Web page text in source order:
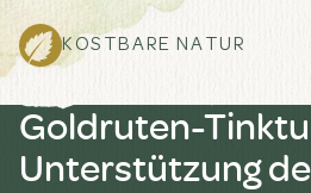
KOSTBARE NATUR
Goldruten-
Unterstützung